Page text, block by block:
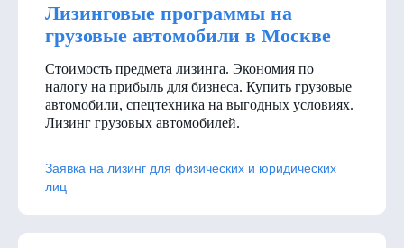
Лизинговые программы на
грузовые автомобили в Москве
Стоимость предмета лизинга. Экономия по
налогу на прибыль для бизнеса. Купить грузовые
автомобили, спецтехника на выгодных условиях.
Лизинг грузовых автомобилей.
Заявка на лизинг для физических и юридических
лиц